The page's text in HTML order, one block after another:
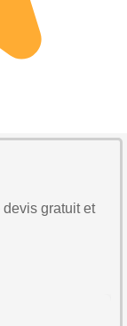
devis gratuit et